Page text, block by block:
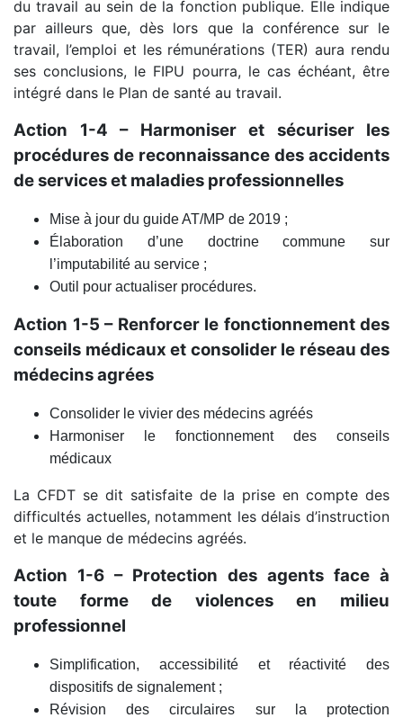
du travail au sein de la fonction publique. Elle indique
par ailleurs que, dès lors que la conférence sur le
travail, l’emploi et les rémunérations (TER) aura rendu
ses conclusions, le FIPU pourra, le cas échéant, être
intégré dans le Plan de santé au travail.
Action 1-4 – Harmoniser et sécuriser les
procédures de reconnaissance des accidents
de services et maladies professionnelles
Mise à jour du guide AT/MP de 2019 ;
Élaboration d’une doctrine commune sur
l’imputabilité au service ;
Outil pour actualiser procédures.
Action 1-5 – Renforcer le fonctionnement des
conseils médicaux et consolider le réseau des
médecins agrées
Consolider le vivier des médecins agréés
Harmoniser le fonctionnement des conseils
médicaux
La CFDT se dit satisfaite de la prise en compte des
difficultés actuelles, notamment les délais d’instruction
et le manque de médecins agréés.
Action 1-6 – Protection des agents face à
toute forme de violences en milieu
professionnel
Simplification, accessibilité et réactivité des
dispositifs de signalement ;
Révision des circulaires sur la protection